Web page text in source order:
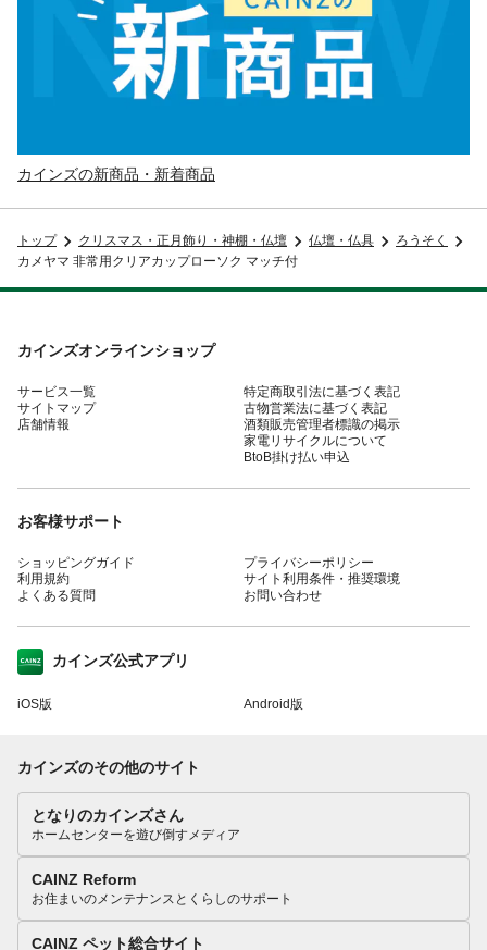
カインズの新商品・新着商品
トップ クリスマス・正月飾り・神棚・仏壇 仏壇・仏具
ろうそく
カメヤマ 非常用クリアカップローソク マッチ付
カインズオンラインショップ
サービス一覧
サイトマップ
店舗情報
特定商取引法に基づく表記
古物営業法に基づく表記
酒類販売管理者標識の掲示
家電リサイクルについて
BtoB掛け払い申込
お客様サポート
ショッピングガイド
利用規約
よくある質問
プライバシーポリシー
サイト利用条件・推奨環境
お問い合わせ
カインズ公式アプリ
iOS版 Android版
カインズのその他のサイト
となりのカインズさん
ホームセンターを遊び倒すメディア
CAINZ Reform
お住まいのメンテナンスとくらしのサポート
CAINZ ペット総合サイト